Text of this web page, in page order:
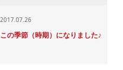
2017.07.26
この季節（時期）になりました♪